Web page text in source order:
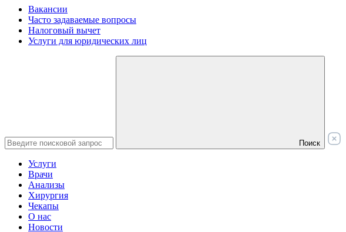
Вакансии
Часто задаваемые вопросы
Налоговый вычет
Услуги для юридических лиц
Поиск
Услуги
Врачи
Анализы
Хирургия
Чекапы
О нас
Новости